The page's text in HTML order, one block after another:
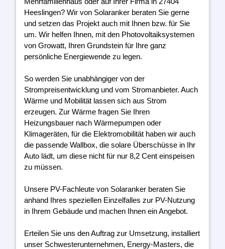
Heeslingen? Wir von Solaranker beraten Sie gerne
und setzen das Projekt auch mit Ihnen bzw. für Sie
um. Wir helfen Ihnen, mit den Photovoltaiksystemen
von Growatt, Ihren Grundstein für Ihre ganz
persönliche Energiewende zu legen.
So werden Sie unabhängiger von der
Strompreisentwicklung und vom Stromanbieter. Auch
Wärme und Mobilität lassen sich aus Strom
erzeugen. Zur Wärme fragen Sie Ihren
Heizungsbauer nach Wärmepumpen oder
Klimageräten, für die Elektromobilität haben wir auch
die passende Wallbox, die solare Überschüsse in Ihr
Auto lädt, um diese nicht für nur 8,2 Cent einspeisen
zu müssen.
Unsere PV-Fachleute von Solaranker beraten Sie
anhand Ihres speziellen Einzelfalles zur PV-Nutzung
in Ihrem Gebäude und machen Ihnen ein Angebot.
Erteilen Sie uns den Auftrag zur Umsetzung, installiert
unser Schwesterunternehmen, Energy-Masters, die